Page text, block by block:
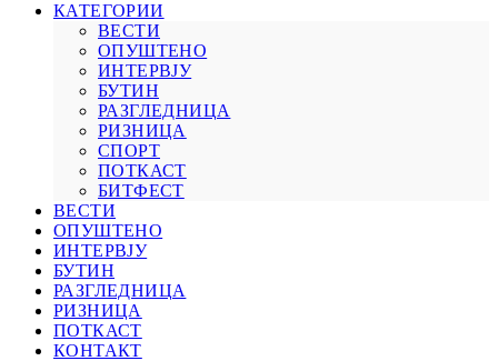
КАТЕГОРИИ
ВЕСТИ
ОПУШТЕНО
ИНТЕРВЈУ
БУТИН
РАЗГЛЕДНИЦА
РИЗНИЦА
СПОРТ
ПОТКАСТ
БИТФЕСТ
ВЕСТИ
ОПУШТЕНО
ИНТЕРВЈУ
БУТИН
РАЗГЛЕДНИЦА
РИЗНИЦА
ПОТКАСТ
КОНТАКТ